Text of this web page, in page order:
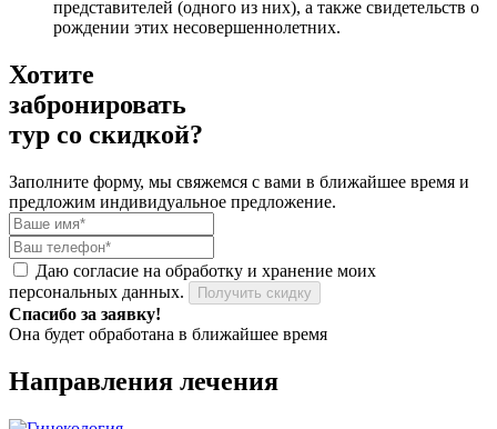
представителей (одного из них), а также свидетельств о
рождении этих несовершеннолетних.
Хотите
забронировать
тур со скидкой?
Заполните форму, мы свяжемся с вами в ближайшее время и
предложим индивидуальное предложение.
Даю согласие на обработку и хранение моих
персональных данных.
Получить скидку
Спасибо за заявку!
Она будет обработана в ближайшее время
Направления лечения